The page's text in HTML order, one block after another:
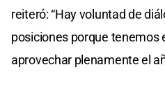
reiteró: “Hay voluntad de
posiciones porque tenemos
aprovechar plenamente el